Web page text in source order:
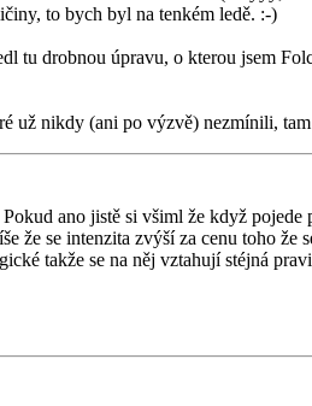
to bych byl na tenkém ledě. :-)
tu drobnou úpravu, o kterou jsem
už nikdy (ani po výzvě) nezmínili,
ano jistě si všiml že když
se intenzita zvýší za cenu toho že
takže se na něj vztahují stéjná